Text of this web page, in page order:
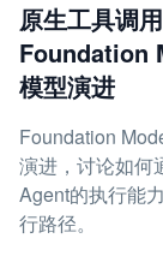
原生工具调
Foundation
模型演进
Foundation
演进，讨论如何
Agent的执行能
行路径。